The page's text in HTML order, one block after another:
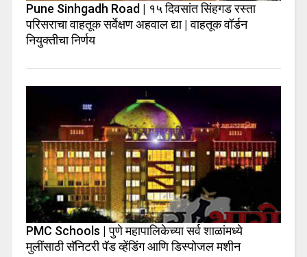
Pune Sinhgadh Road | १५ दिवसांत सिंहगड रस्ता
परिसराचा वाहतूक सर्वेक्षण अहवाल द्या | वाहतूक वॉर्डन
नियुक्तीचा निर्णय
PMC Schools | पुणे महापालिकेच्या सर्व शाळांमध्ये
मुलींसाठी सॅनिटरी पॅड व्हेंडिंग आणि डिस्पोजल मशीन